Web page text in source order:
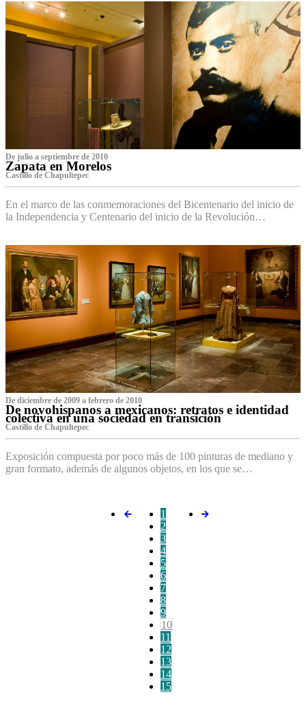
De julio a septiembre de 2010
Zapata en Morelos
Castillo de Chapultepec
En el marco de las conmemoraciones del Bicentenario del inicio de
la Independencia y Centenario del inicio de la Revolución…
De diciembre de 2009 a febrero de 2010
De novohispanos a mexicanos: retratos e identidad
colectiva en una sociedad en transición
Castillo de Chapultepec
Exposición compuesta por poco más de 100 pinturas de mediano y
gran formato, además de algunos objetos, en los que se…
1
2
3
4
5
6
7
8
9
10
11
12
13
14
15